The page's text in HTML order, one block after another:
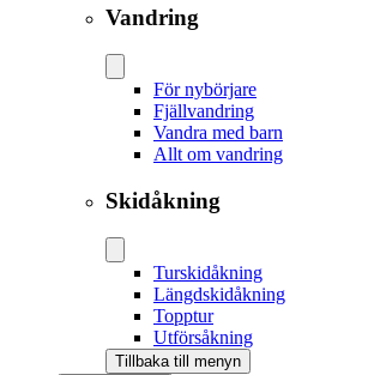
Vandring
För nybörjare
Fjällvandring
Vandra med barn
Allt om vandring
Skidåkning
Tur­skidåkning
Längd­skidåkning
Topptur
Utförsåkning
Tillbaka till menyn